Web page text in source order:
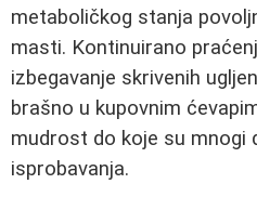
metaboličkog stanja
masti. Kontinuirano
izbegavanje skrivenih
brašno u kupovnim
mudrost do koje su mnogi
isprobavanja.